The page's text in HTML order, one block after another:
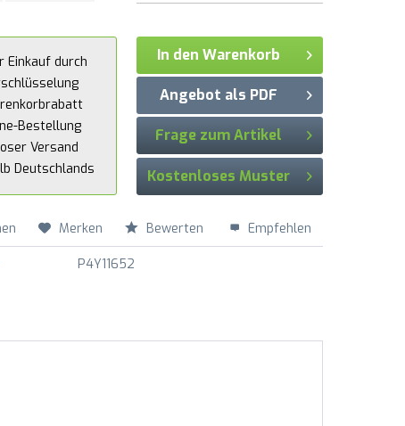
Einkauf durch
Bestellung
Versand
Deutschlands
In den Warenkorb
Angebot als PDF
Frage zum Artikel
Kostenloses Muster
Merken Bewerten Empfehlen
P4Y11652